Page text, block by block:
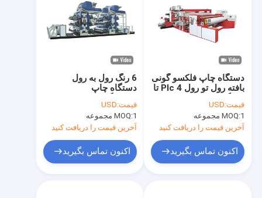
6 رنگ رول به رول
دستگاه چاپ
قیمت:USD
MOQ:1 مجموعه
آخرین قیمت را دریافت کنید
اکنون تماس بگیرید
دستگاه چاپ فلکسو گونی
بافته رول تو رول Plc 4 تا
قیمت:USD
MOQ:1 مجموعه
آخرین قیمت را دریافت کنید
اکنون تماس بگیرید